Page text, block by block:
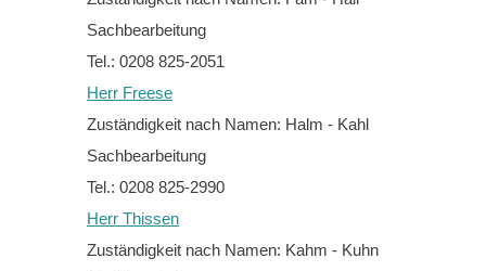
Sachbearbeitung
Tel.: 0208 825-2051
Herr Freese
Zuständigkeit nach Namen: Halm - Kahl
Sachbearbeitung
Tel.: 0208 825-2990
Herr Thissen
Zuständigkeit nach Namen: Kahm - Kuhn